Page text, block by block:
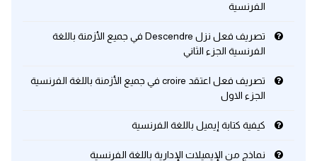
الفرنسية
تصريف فعل نزل Descendre في جميع الأزمنة باللغة
الفرنسية الجزء الثاني
تصريف فعل اعتقد croire في جميع الأزمنة باللغة الفرنسية
الجزء الاول
كيفية كتابة إيميل باللغة الفرنسية
نماذج من الإيميلات الإدارية باللغة الفرنسية